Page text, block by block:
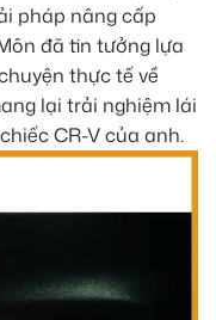
pháp nâng cấp
đã tin tưởng lựa
thực tế về
lại trải nghiệm lái
CR-V của anh.